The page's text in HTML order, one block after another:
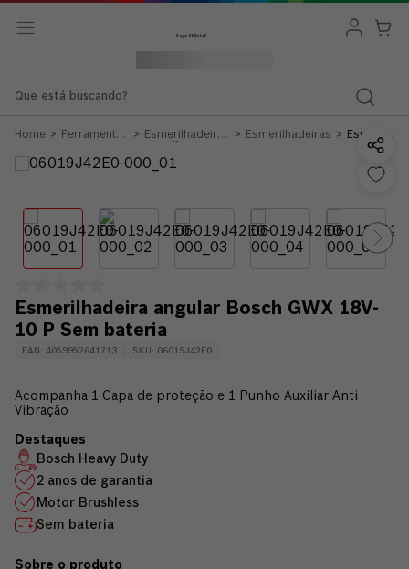
Ferramentas
18v
Esmerilhadeiras
Esmerilhadeiras
angular
GWX
18V-10 P
Esmerilhadeira angular Bosch GWX 18V-
10 P Sem bateria
EAN : 4059952641713 SKU : 06019J42E0
Acompanha 1 Capa de proteção e 1 Punho Auxiliar Anti
Vibração
Bosch Heavy Duty
2 anos de garantia
Motor Brushless
Sem bateria